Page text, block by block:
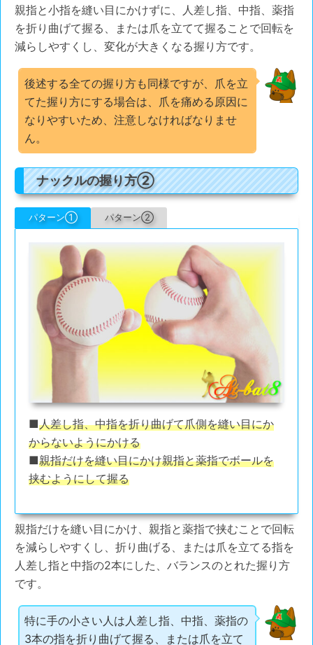
親指と小指を縫い目にかけずに、人差し指、中指、薬指
を折り曲げて握る、または爪を立てて握ることで回転を
減らしやすくし、変化が大きくなる握り方です。
後述する全ての握り方も同様ですが、爪を立
てた握り方にする場合は、爪を痛める原因に
なりやすいため、注意しなければなりませ
ん。
ナックルの握り方②
パターン① パターン②
■人差し指、中指を折り曲げて爪側を縫い目にか
からないようにかける
■親指だけを縫い目にかけ親指と薬指でボールを
挟むようにして握る
親指だけを縫い目にかけ、親指と薬指で挟むことで回転
を減らしやすくし、折り曲げる、または爪を立てる指を
人差し指と中指の2本にした、バランスのとれた握り方
です。
特に手の小さい人は人差し指、中指、薬指の
3本の指を折り曲げて握る、または爪を立て